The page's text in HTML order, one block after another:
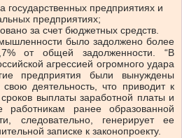
государственных предприятиях и
предприятиях;
за счет бюджетных средств.
было задолжено более
от общей задолженности. “В
агрессией огромного удара
предприятия были вынуждены
свою деятельность, что приводит к
выплаты заработной платы и
работникам ранее образованной
следовательно, генерирует ее
записке к законопроекту.